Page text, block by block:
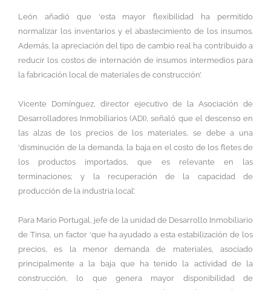
León añadió que ‘esta mayor flexibilidad ha permitido
normalizar los inventarios y el abastecimiento de los insumos.
Además, la apreciación del tipo de cambio real ha contribuido a
reducir los costos de internación de insumos intermedios para
la fabricación local de materiales de construcción’.
Vicente Domínguez, director ejecutivo de la Asociación de
Desarrolladores Inmobiliarios (ADI), señaló que el descenso en
las alzas de los precios de los materiales, se debe a una
‘disminución de la demanda, la baja en el costo de los fletes de
los productos importados, que es relevante en las
terminaciones; y la recuperación de la capacidad de
producción de la industria local’.
Para Mario Portugal, jefe de la unidad de Desarrollo Inmobiliario
de Tinsa, un factor ‘que ha ayudado a esta estabilización de los
precios, es la menor demanda de materiales, asociado
principalmente a la baja que ha tenido la actividad de la
construcción, lo que genera mayor disponibilidad de